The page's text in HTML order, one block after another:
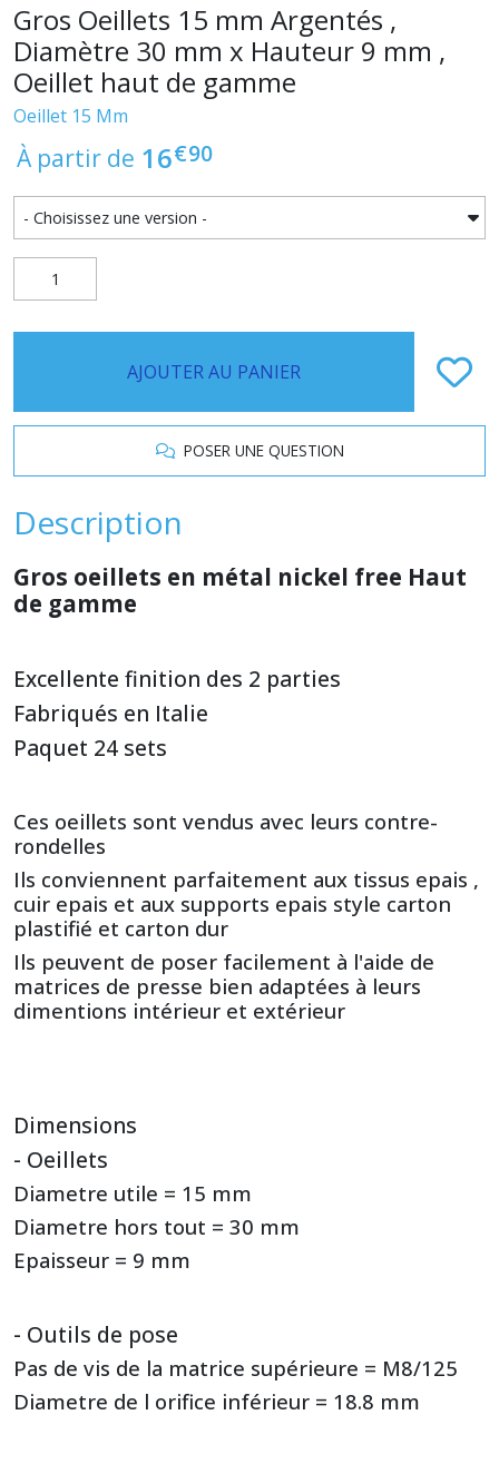
Gros Oeillets 15 mm Argentés ,
Diamètre 30 mm x Hauteur 9 mm ,
Oeillet haut de gamme
Oeillet 15 Mm
À partir de 16€90
AJOUTER AU PANIER
POSER UNE QUESTION
Description
Gros oeillets en métal nickel free Haut
de gamme
Excellente finition des 2 parties
Fabriqués en Italie
Paquet 24 sets
Ces oeillets sont vendus avec leurs contre-
rondelles
Ils conviennent parfaitement aux tissus epais ,
cuir epais et aux supports epais style carton
plastifié et carton dur
Ils peuvent de poser facilement à l'aide de
matrices de presse bien adaptées à leurs
dimentions intérieur et extérieur
Dimensions
- Oeillets
Diametre utile = 15 mm
Diametre hors tout = 30 mm
Epaisseur = 9 mm
- Outils de pose
Pas de vis de la matrice supérieure = M8/125
Diametre de l orifice inférieur = 18.8 mm